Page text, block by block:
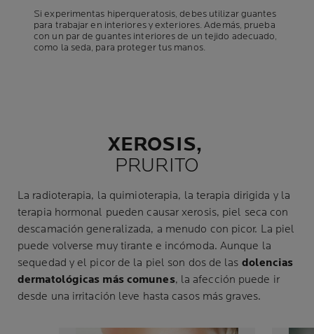
Si experimentas hiperqueratosis, debes utilizar guantes
para trabajar en interiores y exteriores. Además, prueba
con un par de guantes interiores de un tejido adecuado,
como la seda, para proteger tus manos.
XEROSIS,
PRURITO
La radioterapia, la quimioterapia, la terapia dirigida y la
terapia hormonal pueden causar xerosis, piel seca con
descamación generalizada, a menudo con picor. La piel
puede volverse muy tirante e incómoda. Aunque la
sequedad y el picor de la piel son dos de las dolencias
dermatológicas más comunes, la afección puede ir
desde una irritación leve hasta casos más graves.